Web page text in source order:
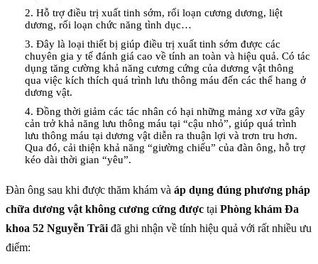
2. Hỗ trợ điều trị xuất tinh sớm, rối loạn cương dương, liệt
dương, rối loạn chức năng tình dục…
3. Đây là loại thiết bị giúp điều trị xuất tinh sớm được các
chuyên gia y tế đánh giá cao về tính an toàn và hiệu quả. Có tác
dụng tăng cường khả năng cương cứng của dương vật thông
qua việc kích thích quá trình lưu thông máu đến các thể hang ở
dương vật.
4. Đồng thời giảm các tác nhân có hại những mảng xơ vữa gây
cản trở khả năng lưu thông máu tại “cậu nhỏ”, giúp quá trình
lưu thông máu tại dương vật diễn ra thuận lợi và trơn tru hơn.
Qua đó, cải thiện khả năng “giường chiếu” của đàn ông, hỗ trợ
kéo dài thời gian “yêu”.
Đàn ông sau khi được thăm khám và áp dụng đúng phương pháp
chữa dương vật không cương cứng được tại Phòng khám Đa
khoa 52 Nguyễn Trãi đã ghi nhận về tính hiệu quả với rất nhiều ưu
điểm: